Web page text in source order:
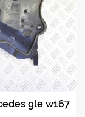
gle w167